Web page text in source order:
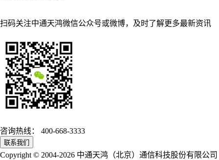
扫码关注中通天鸿微信公众号或微博，及时了解更多最新资讯
咨询热线： 400-668-3333
联系我们
Copyright © 2004-2026 中通天鸿（北京）通信科技股份有限公司